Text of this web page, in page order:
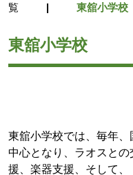
覧
東舘小学校
東舘小学校
東舘小学校では、毎年
中心となり、ラオスと
援、楽器支援、そして